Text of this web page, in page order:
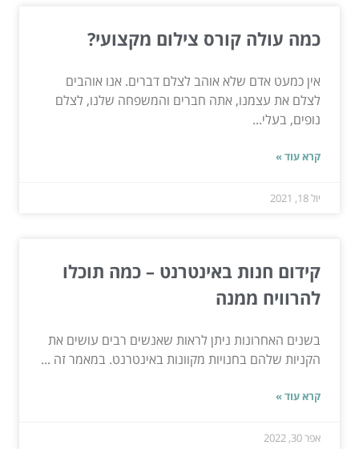
כמה עולה קורס צילום מקצועי?
אין כמעט אדם שלא אוהב לצלם דברים. אנו אוהבים
לצלם את עצמנו, אתה חברים והמשפחה שלנו, לצלם
נופים, בעלי...
קרא עוד »
יול 18, 2021
קידום חנות באינטרנט – כמה תוכלו
להרוויח ממנה
בשנים האחרונות ניתן לראות שאנשים רבים עושים את
הקניות שלהם בחנויות מקוונות באינטרנט. במאמר זה ...
קרא עוד »
אפר 30, 2022